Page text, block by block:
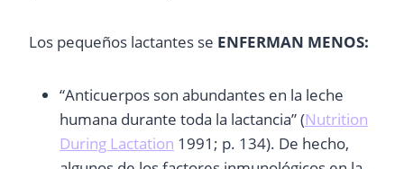
Los pequeños lactantes se ENFERMAN MENOS:
“Anticuerpos son abundantes en la leche
humana durante toda la lactancia” (Nutrition
During Lactation 1991; p. 134). De hecho,